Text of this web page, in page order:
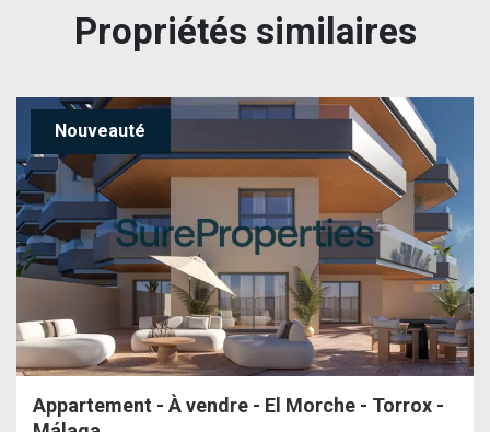
Propriétés similaires
Nouveauté
Appartement - À vendre - El Morche - Torrox -